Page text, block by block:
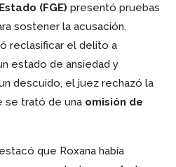
(FGE) presentó pruebas
sostener la acusación.
reclasificar el delito a
estado de ansiedad y
descuido, el juez rechazó la
se trató de una omisión de
que Roxana había